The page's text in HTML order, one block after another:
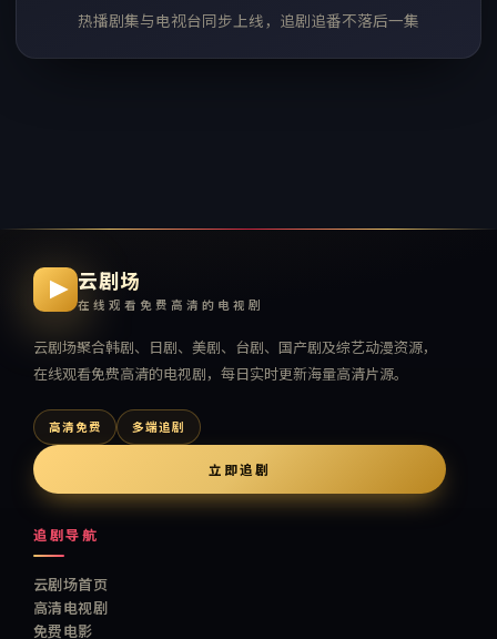
热播剧集与电视台同步上线，追剧追番不落后一集
云剧场
在线观看免费高清的电视剧
云剧场聚合韩剧、日剧、美剧、台剧、国产剧及综艺动漫资源，
在线观看免费高清的电视剧，每日实时更新海量高清片源。
高清免费 多端追剧
立即追剧
追剧导航
云剧场首页
高清电视剧
免费电影